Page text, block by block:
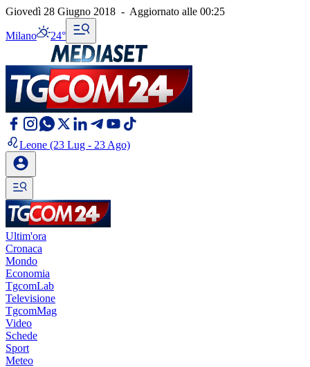
Giovedì 28 Giugno 2018 - Aggiornato alle 00:25
Milano 24°
Leone (23 Lug - 23 Ago)
Ultim'ora
Cronaca
Mondo
Economia
TgcomLab
Televisione
TgcomMag
Video
Schede
Sport
Meteo